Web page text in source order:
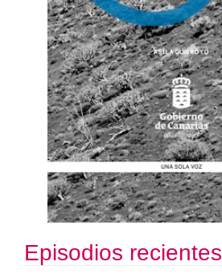
Episodios recientes